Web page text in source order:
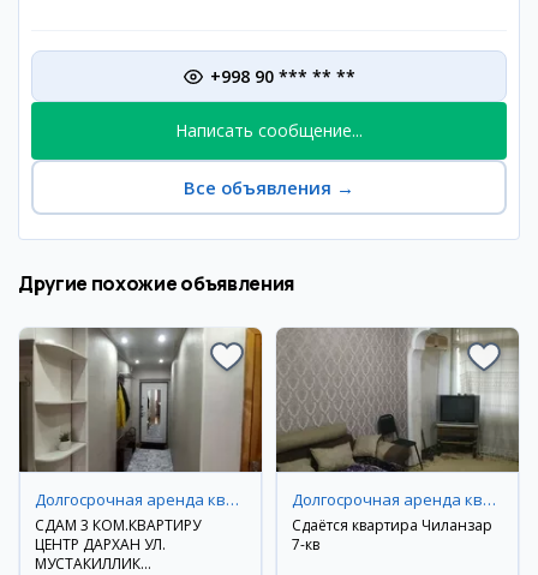
+998 90 *** ** **
Написать сообщение...
Все объявления →
Другие похожие объявления
Долгосрочная аренда квартир
СДАМ 3 КОМ.КВАРТИРУ
ЦЕНТР ДАРХАН УЛ.
МУСТАКИЛЛИК
Долгосрочная аренда квартир
Сдаётся квартира Чиланзар
7-кв